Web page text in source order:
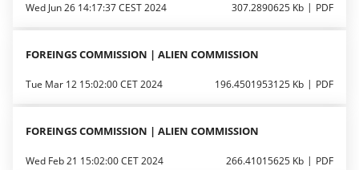
Wed Jun 26 14:17:37 CEST 2024 307.2890625 Kb PDF
FOREINGS COMMISSION | ALIEN COMMISSION
Tue Mar 12 15:02:00 CET 2024 196.4501953125 Kb PDF
FOREINGS COMMISSION | ALIEN COMMISSION
Wed Feb 21 15:02:00 CET 2024 266.41015625 Kb PDF